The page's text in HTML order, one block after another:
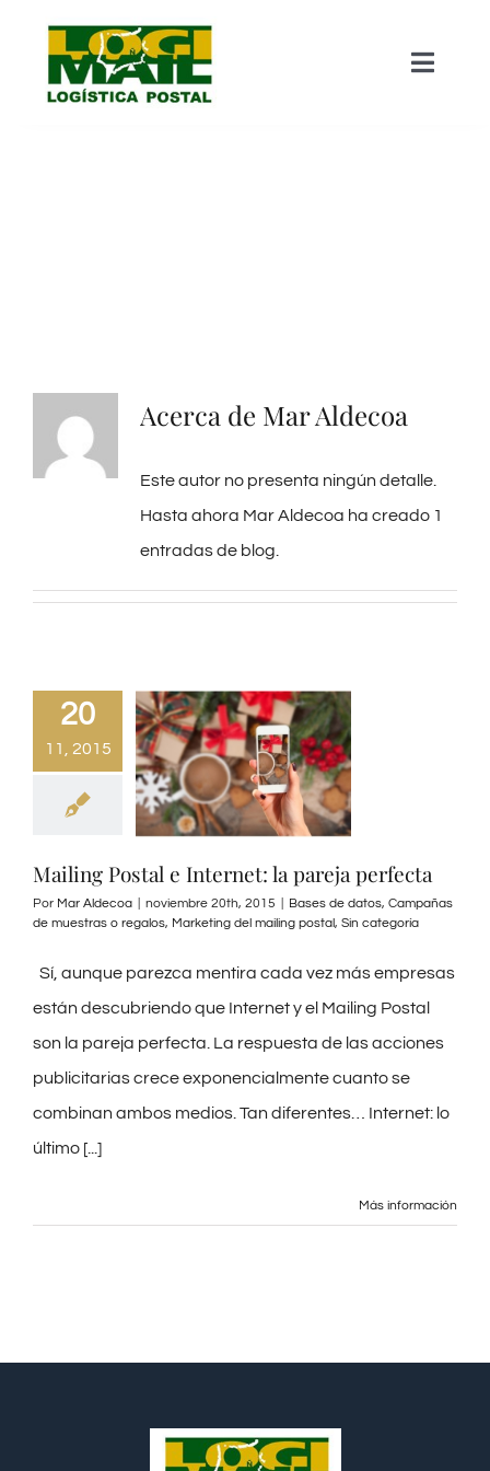
contenido
Toggle
Picking / Manipulado
Preguntas Frecuentes
Acerca de Mar Aldecoa
Este autor no presenta ningún detalle.
Hasta ahora Mar Aldecoa ha creado 1
entradas de blog.
20
11, 2015
Mailing Postal e Internet: la pareja perfecta
Por Mar Aldecoa noviembre 20th, 2015 Bases de datos, Campañas
de muestras o regalos, Marketing del mailing postal, Sin categoría
Sí, aunque parezca mentira cada vez más empresas
están descubriendo que Internet y el Mailing Postal
son la pareja perfecta. La respuesta de las acciones
publicitarias crece exponencialmente cuanto se
combinan ambos medios. Tan diferentes… Internet: lo
último [...]
Más información